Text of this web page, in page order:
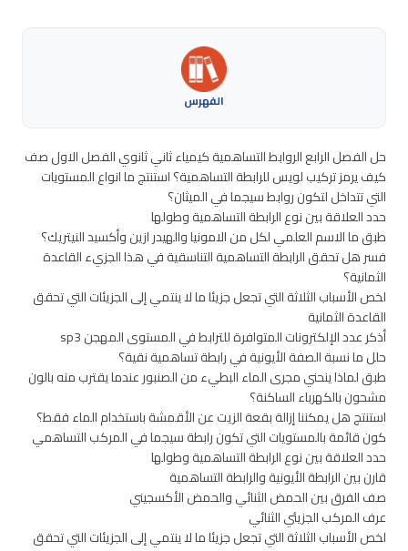
الفهرس
حل الفصل الرابع الروابط التساهمية كيمياء ثاني ثانوي الفصل الاول صف
كيف يرمز تركيب لويس للرابطة التساهمية؟ استنتج ما انواع المستويات
التي تتداخل لتكون روابط سيجما في الميثان؟
حدد العلاقة بين نوع الرابطة التساهمية وطولها
طبق ما الاسم العلمي لكل من الامونيا والهيدر ازين وأكسيد النيتريك؟
فسر هل تحقق الرابطة التساهمية التناسقية في هذا الجزيء القاعدة
الثمانية؟
لخص الأسباب الثلاثة التي تجعل جزيئا ما لا ينتمي إلى الجزيئات التي تحقق
القاعدة الثمانية
أذكر عدد الإلكترونات المتوافرة للترابط في المستوى المهجن sp3
حلل ما نسبة الصفة الأيونية في رابطة تساهمية نقية؟
طبق لماذا ينحني مجرى الماء البطيء من الصنبور عندما يقترب منه بالون
مشحون بالكهرباء الساكنة؟
استنتج هل يمكننا إزالة بقعة الزيت عن الأقمشة باستخدام الماء فقط؟
كون قائمة بالمستويات التي تكون رابطة سيجما في المركب التساهمي
حدد العلاقة بين نوع الرابطة التساهمية وطولها
قارن بين الرابطة الأيونية والرابطة التساهمية
صف الفرق بين الحمض الثنائي والحمض الأكسجيني
عرف المركب الجزيئي الثنائي
لخص الأسباب الثلاثة التي تجعل جزيئا ما لا ينتمي إلى الجزيئات التي تحقق